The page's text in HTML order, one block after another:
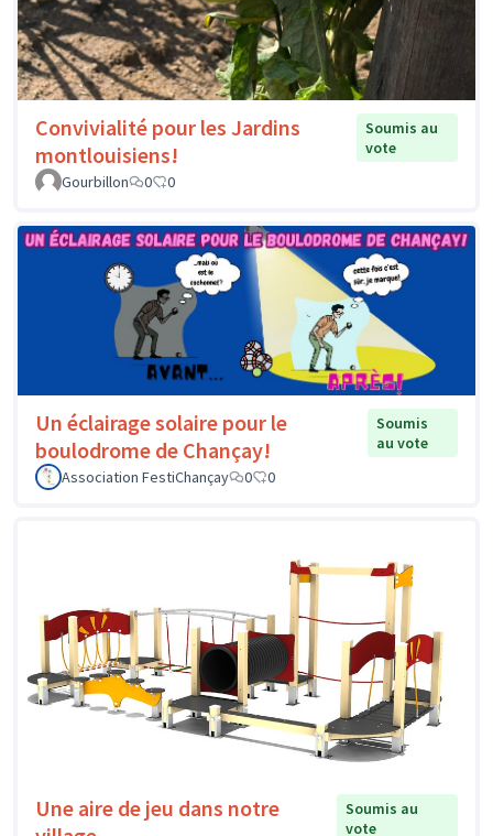
Convivialité pour les Jardins
montlouisiens!
Soumis au
vote
Gourbillon
0 0
Un éclairage solaire pour le
boulodrome de Chançay!
Soumis
au vote
Association FestiChançay
0 0
Une aire de jeu dans notre
Soumis au
vote